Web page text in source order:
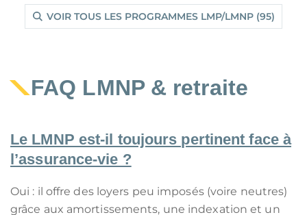
VOIR TOUS LES PROGRAMMES LMP/LMNP (95)
FAQ LMNP & retraite
Le LMNP est‑il toujours pertinent face à
l’assurance‑vie ?
Oui : il offre des loyers peu imposés (voire neutres)
grâce aux amortissements, une indexation et un